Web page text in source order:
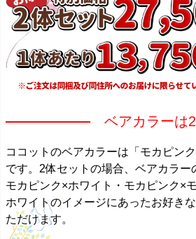
ベアカラーは
ココットのベアカラーは「モカピン
です。2体セットの場合、ベアカラー
モカピンク×ホワイト・モカピンク×
ホワイトのイメージにあったお好き
ただけます。